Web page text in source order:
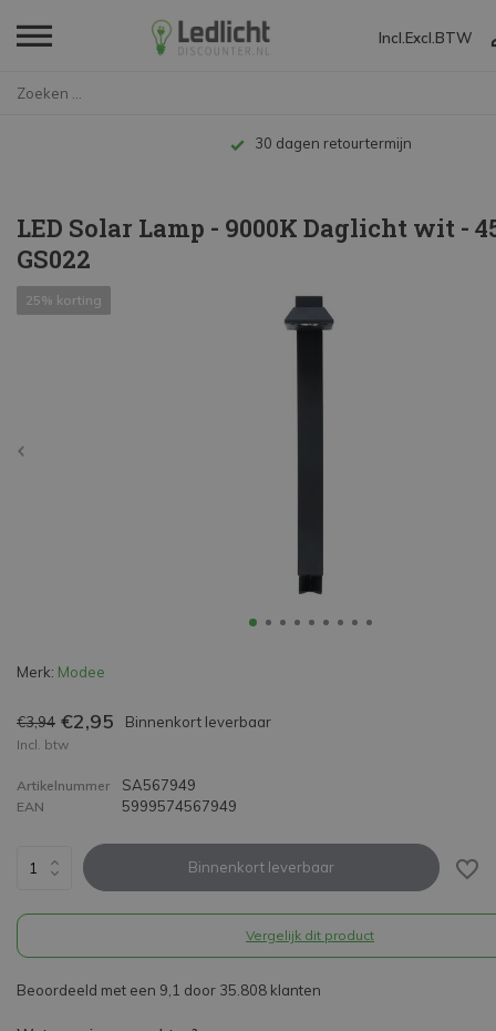
Incl. Excl. BTW
Tot 10 jaar garantie
LED Solar Lamp - 9000K Daglicht wit -
GS022
25% korting
Merk: Modee
€3,94 €2,95 Binnenkort leverbaar
Incl. btw
Artikelnummer SA567949
EAN 5999574567949
Binnenkort leverbaar
Vergelijk dit product
Beoordeeld met een 9,1 door 35.808 klanten